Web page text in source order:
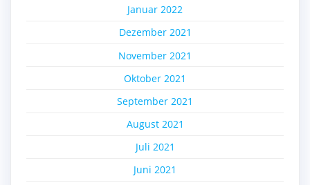
Januar 2022
Dezember 2021
November 2021
Oktober 2021
September 2021
August 2021
Juli 2021
Juni 2021